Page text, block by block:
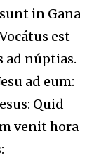
in Gana
est
ad núptias.
ad eum:
Quid
venit hora